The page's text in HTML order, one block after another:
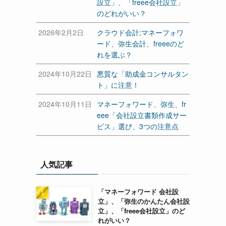
設立」、「freee会社設立」
のどれがいい？
2026年2月2日
クラウド会計;マネーフォワ
ード、弥生会計、freeeのど
れを選ぶ？
2024年10月22日 悪質な「助成金コンサルタン
ト」に注意！
2024年10月11日
マネーフォワード、弥生、fr
eee「会社設立書類作成サー
ビス」選び、3つの注意点
人気記事
「マネーフォワード 会社設
立」、「弥生のかんたん会社設
立」、「freee会社設立」のど
れがいい？